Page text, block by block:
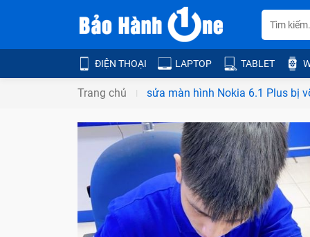
ĐIỆN THOẠI LAPTOP TABLET
Trang chủ sửa màn hình Nokia 6.1 Plus bị